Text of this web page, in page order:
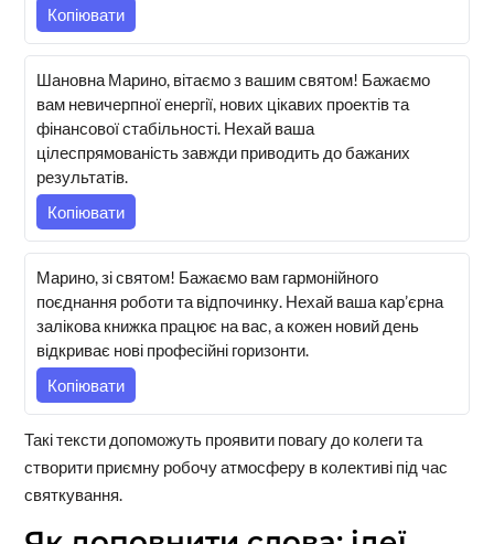
Копіювати
Шановна Марино, вітаємо з вашим святом! Бажаємо
вам невичерпної енергії, нових цікавих проектів та
фінансової стабільності. Нехай ваша
цілеспрямованість завжди приводить до бажаних
результатів.
Копіювати
Марино, зі святом! Бажаємо вам гармонійного
поєднання роботи та відпочинку. Нехай ваша кар’єрна
залікова книжка працює на вас, а кожен новий день
відкриває нові професійні горизонти.
Копіювати
Такі тексти допоможуть проявити повагу до колеги та
створити приємну робочу атмосферу в колективі під час
святкування.